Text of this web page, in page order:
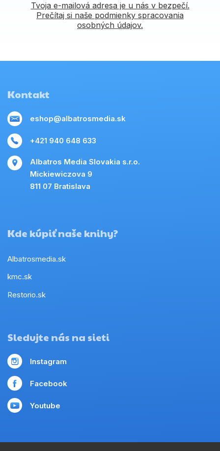
Tvoja e-mailová adresa je u nás v bezpečí.
Prečítaj si naše podmienky spracovania
osobných údajov.
Kontakt
eshop@albatrosmedia.sk
+421 940 648 633
Albatros Media Slovakia s.r.o.
Mickiewiczova 9
811 07 Bratislava
Kde kúpiť naše knihy?
Albatrosmedia.sk
kmc.sk
Restorio.sk
Sledujte nás na sieti
Instagram
Facebook
Youtube